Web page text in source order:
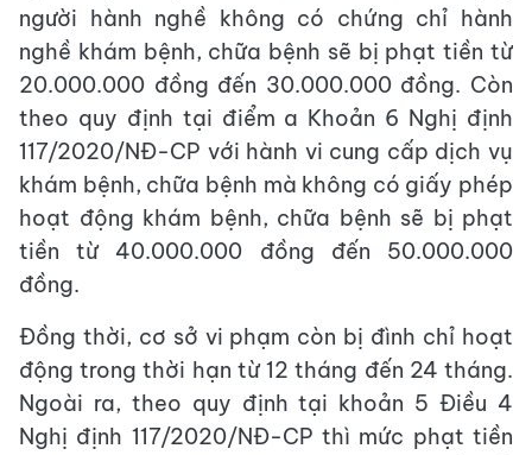
người hành nghề không có chứng chỉ hành
nghề khám bệnh, chữa bệnh sẽ bị phạt tiền từ
20.000.000 đồng đến 30.000.000 đồng. Còn
theo quy định tại điểm a Khoản 6 Nghị định
117/2020/NĐ-CP với hành vi cung cấp dịch vụ
khám bệnh, chữa bệnh mà không có giấy phép
hoạt động khám bệnh, chữa bệnh sẽ bị phạt
tiền từ 40.000.000 đồng đến 50.000.000
đồng.
Đồng thời, cơ sở vi phạm còn bị đình chỉ hoạt
động trong thời hạn từ 12 tháng đến 24 tháng.
Ngoài ra, theo quy định tại khoản 5 Điều 4
Nghị định 117/2020/NĐ-CP thì mức phạt tiền